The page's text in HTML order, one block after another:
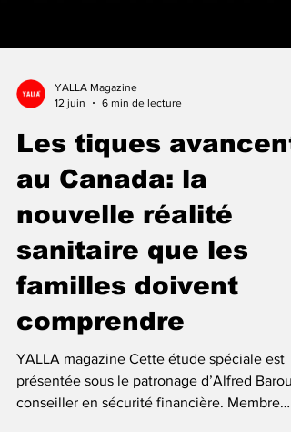
YALLA Magazine
12 juin
6 min de lecture
Les tiques avancent
au Canada: la
nouvelle réalité
sanitaire que les
familles doivent